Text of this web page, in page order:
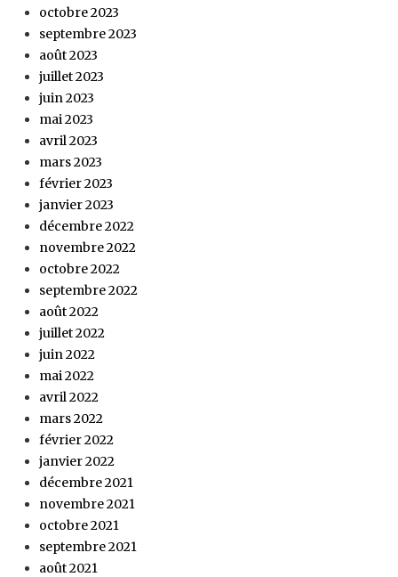
octobre 2023
septembre 2023
août 2023
juillet 2023
juin 2023
mai 2023
avril 2023
mars 2023
février 2023
janvier 2023
décembre 2022
novembre 2022
octobre 2022
septembre 2022
août 2022
juillet 2022
juin 2022
mai 2022
avril 2022
mars 2022
février 2022
janvier 2022
décembre 2021
novembre 2021
octobre 2021
septembre 2021
août 2021